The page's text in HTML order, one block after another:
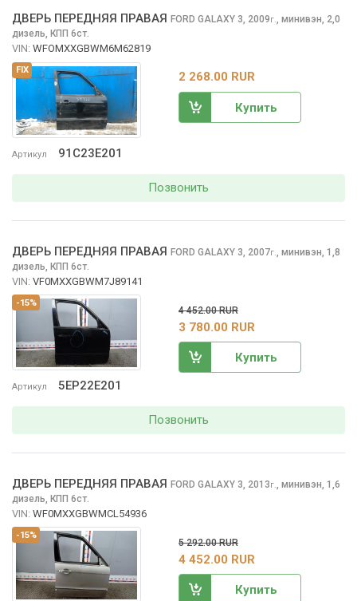
FIX
Артикул 91C23E201
ДВЕРЬ ПЕРЕДНЯЯ ПРАВАЯ FORD GALAXY 3, 2009г., минивэн, 2,0
дизель, КПП 6ст.
VIN: WFOMXXGBWM6M62819
2 268.00 RUR
Купить
Позвонить
-15%
Артикул 5EP22E201
ДВЕРЬ ПЕРЕДНЯЯ ПРАВАЯ FORD GALAXY 3, 2007г.
минивэн, 1,8
дизель, КПП 6ст.
VIN: VF0MXXGBWM7J89141
4 452.00 RUR
3 780.00 RUR
Купить
Позвонить
-15%
ДВЕРЬ ПЕРЕДНЯЯ ПРАВАЯ FORD GALAXY 3, 2013г.
минивэн, 1,6
дизель, КПП 6ст.
VIN: WF0MXXGBWMCL54936
5 292.00 RUR
4 452.00 RUR
Купить